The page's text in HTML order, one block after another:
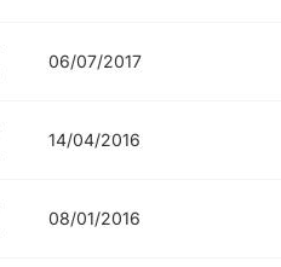
06/07/2017
14/04/2016
08/01/2016